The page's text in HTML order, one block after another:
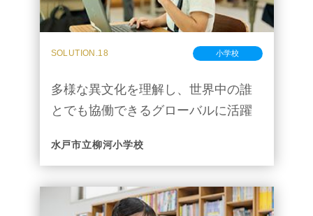
SOLUTION.18 小学校
多様な異文化を理解し、世界中の誰
とでも協働できるグローバルに活躍
水戸市立柳河小学校